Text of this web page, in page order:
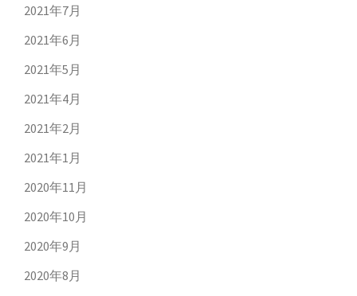
2021年7月
2021年6月
2021年5月
2021年4月
2021年2月
2021年1月
2020年11月
2020年10月
2020年9月
2020年8月